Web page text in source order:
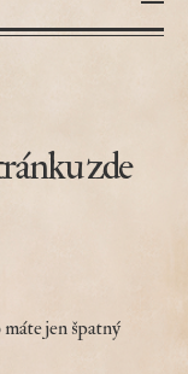
zde
jen špatný